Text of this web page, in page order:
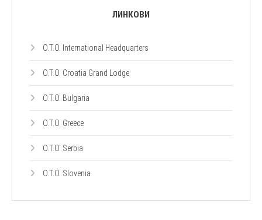
ЛИНКОВИ
O.T.O. International Headquarters
O.T.O. Croatia Grand Lodge
O.T.O. Bulgaria
O.T.O. Greece
O.T.O. Serbia
O.T.O. Slovenia